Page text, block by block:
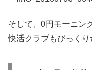
そして、0円モーニン
快活クラブもびっくり